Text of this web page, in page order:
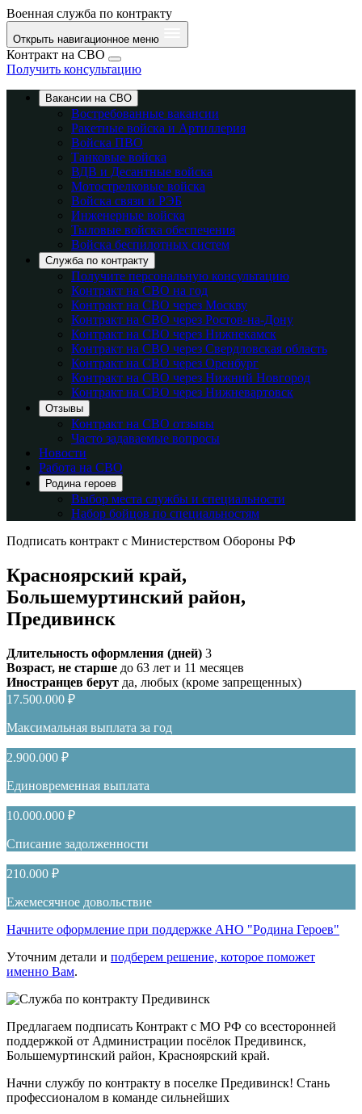
Военная служба по контракту
Открыть навигационное меню
Контракт на СВО
Получить консультацию
Вакансии на СВО
Востребованные вакансии
Ракетные войска и Артиллерия
Войска ПВО
Танковые войска
ВДВ и Десантные войска
Мотострелковые войска
Войска связи и РЭБ
Инженерные войска
Тыловые войска обеспечения
Войска беспилотных систем
Служба по контракту
Получите персональную консультацию
Контракт на СВО на год
Контракт на СВО через Москву
Контракт на СВО через Ростов-на-Дону
Контракт на СВО через Нижнекамск
Контракт на СВО через Свердловская область
Контракт на СВО через Оренбург
Контракт на СВО через Нижний Новгород
Контракт на СВО через Нижневартовск
Отзывы
Контракт на СВО отзывы
Часто задаваемые вопросы
Новости
Работа на СВО
Родина героев
Выбор места службы и специальности
Набор бойцов по специальностям
Подписать контракт с Министерством Обороны РФ
Красноярский край,
Большемуртинский район,
Предивинск
Длительность оформления (дней) 3
Возраст, не старше до 63 лет и 11 месяцев
Иностранцев берут да, любых (кроме запрещенных)
17.500.000 ₽
Максимальная выплата за год
2.900.000 ₽
Единовременная выплата
10.000.000 ₽
Списание задолженности
210.000 ₽
Ежемесячное довольствие
Начните оформление при поддержке АНО "Родина Героев"
Уточним детали и подберем решение, которое поможет
именно Вам.
Предлагаем подписать Контракт с МО РФ со всесторонней
поддержкой от Администрации посёлок Предивинск,
Большемуртинский район, Красноярский край.
Начни службу по контракту в поселке Предивинск! Стань
профессионалом в команде сильнейших